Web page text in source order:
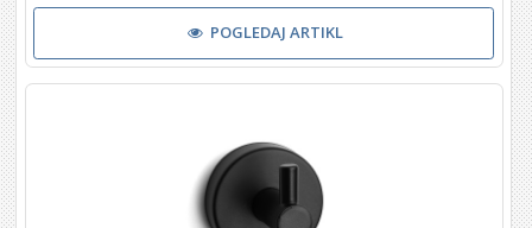
POGLEDAJ ARTIKL